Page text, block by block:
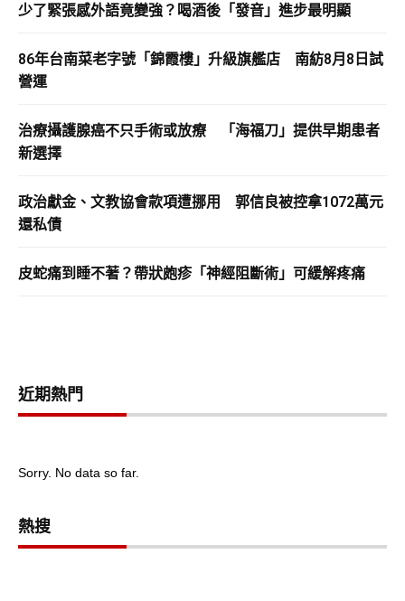
少了緊張感外語竟變強？喝酒後「發音」進步最明顯
86年台南菜老字號「錦霞樓」升級旗艦店 南紡8月8日試
營運
治療攝護腺癌不只手術或放療 「海福刀」提供早期患者
新選擇
政治獻金、文教協會款項遭挪用 郭信良被控拿1072萬元
還私債
皮蛇痛到睡不著？帶狀皰疹「神經阻斷術」可緩解疼痛
近期熱門
Sorry. No data so far.
熱搜